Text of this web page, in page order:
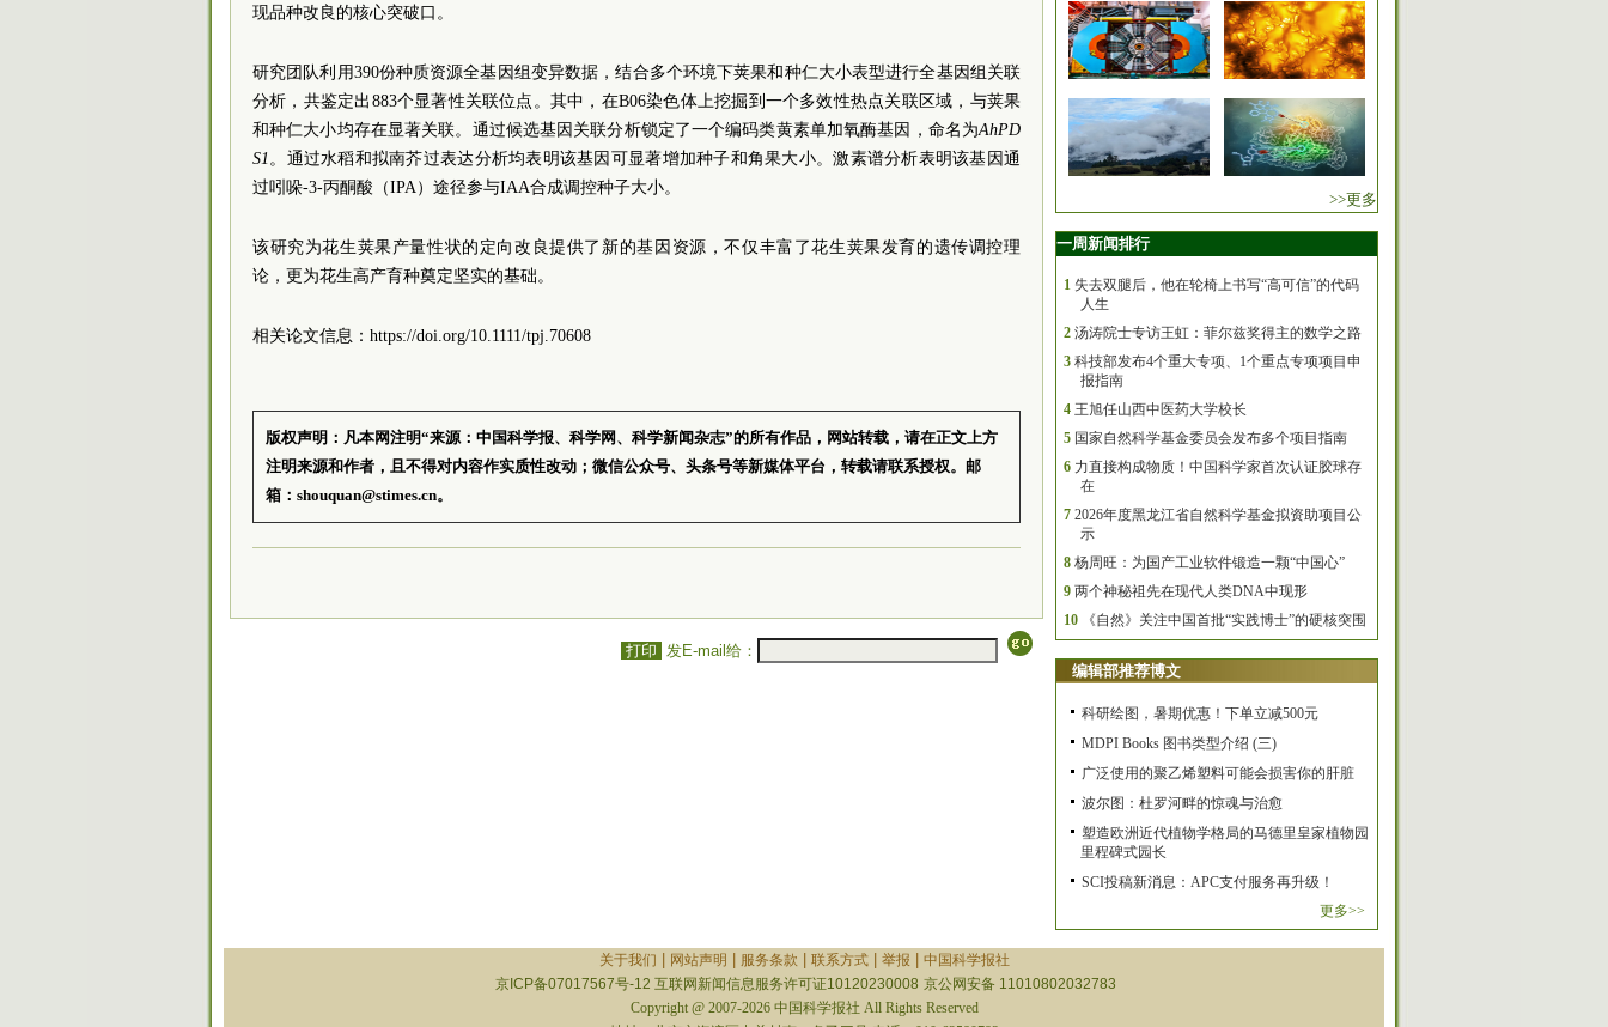
现品种改良的核心突破口。
研究团队利用390份种质资源全基因组变异数据，结合多个环境下荚果和种仁大小表型进行全基因组关联
分析，共鉴定出883个显著性关联位点。其中，在B06染色体上挖掘到一个多效性热点关联区域，与荚果
和种仁大小均存在显著关联。通过候选基因关联分析锁定了一个编码类黄素单加氧酶基因，命名为AhPD
S1。通过水稻和拟南芥过表达分析均表明该基因可显著增加种子和角果大小。激素谱分析表明该基因通
过吲哚-3-丙酮酸（IPA）途径参与IAA合成调控种子大小。
该研究为花生荚果产量性状的定向改良提供了新的基因资源，不仅丰富了花生荚果发育的遗传调控理
论，更为花生高产育种奠定坚实的基础。
相关论文信息：https://doi.org/10.1111/tpj.70608
版权声明：凡本网注明“来源：中国科学报、科学网、科学新闻杂志”的所有作品，网站转载，请在正文上方
注明来源和作者，且不得对内容作实质性改动；微信公众号、头条号等新媒体平台，转载请联系授权。邮
箱：shouquan@stimes.cn。
打印 发E-mail给：
>>更多
一周新闻排行
1 失去双腿后，他在轮椅上书写“高可信”的代码
人生
2 汤涛院士专访王虹：菲尔兹奖得主的数学之路
3 科技部发布4个重大专项、1个重点专项项目申
报指南
4 王旭任山西中医药大学校长
5 国家自然科学基金委员会发布多个项目指南
6 力直接构成物质！中国科学家首次认证胶球存
在
7 2026年度黑龙江省自然科学基金拟资助项目公
示
8 杨周旺：为国产工业软件锻造一颗“中国心”
9 两个神秘祖先在现代人类DNA中现形
10
《自然》关注中国首批“实践博士”的硬核突围
编辑部推荐博文
科研绘图，暑期优惠！下单立减500元
MDPI Books 图书类型介绍 (三)
广泛使用的聚乙烯塑料可能会损害你的肝脏
波尔图：杜罗河畔的惊魂与治愈
塑造欧洲近代植物学格局的马德里皇家植物园
里程碑式园长
SCI投稿新消息：APC支付服务再升级！
更多>>
关于我们 网站声明 服务条款 联系方式| 举报
中国科学报社
京ICP备07017567号-12 互联网新闻信息服务许可证10120230008 京公网安备 11010802032783
Copyright @ 2007-2026 中国科学报社 All Rights Reserved